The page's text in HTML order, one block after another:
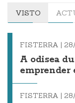
VISTO
FISTERRA |
A odisea
emprender
FISTERRA |